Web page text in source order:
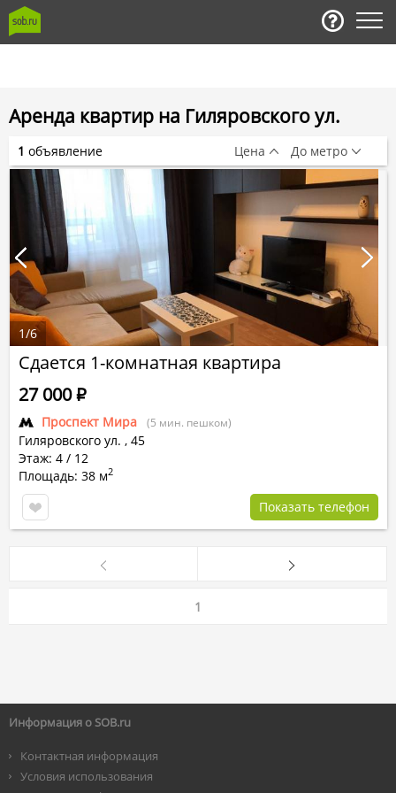
Аренда квартир на Гиляровского ул.
Сдается 1-комнатная квартира
Проспект Мира (5 мин. пешком)
Гиляровского ул. , 45
Этаж: 4 / 12
Площадь: 38 м2
27 000Р
Показать телефон
1/6
1 объявление Цена До метро
1
Информация о SOB.ru
Контактная информация
Условия использования